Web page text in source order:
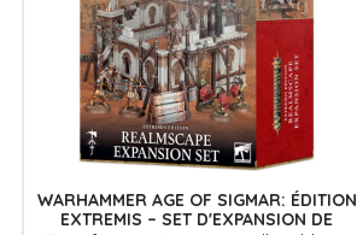
WARHAMMER AGE OF SIGMAR: ÉDITION
EXTREMIS – SET D'EXPANSION DE